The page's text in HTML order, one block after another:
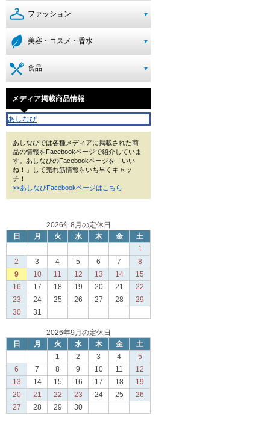
ファッション
美容・コスメ・香水
食品
メディア掲載商品情報
あしなび
あしなびでは各種メディアに掲載された商
品の情報をFacebookページで紹介していま
す。あしなびのFacebookページを「いい
ね！」して売れ筋情報をいち早くキャッ
チ！
>>あしなびFacebookページはこちら
2026年8月の定休日
日
月 火 水 木 金
土
1
2
3 4 5 6 7
8
9
10 11 12 13 14
15
16
17 18 19 20 21
22
23
24 25 26 27 28
29
30
31
2026年9月の定休日
日
月 火 水 木 金
土
1
2 3 4
5
6
7 8 9 10 11
12
13
14 15 16 17 18
19
20
21 22 23 24 25
26
27
28 29 30